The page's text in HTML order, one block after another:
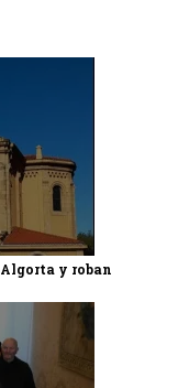
y roban